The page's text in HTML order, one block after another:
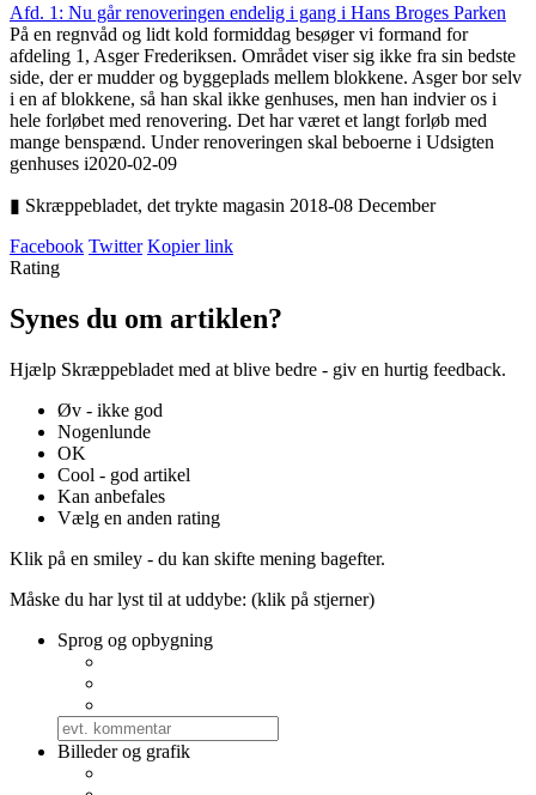
Afd. 1: Nu går renove­ringen endelig i gang i Hans Broges Parken
På en regnvåd og lidt kold formiddag besøger vi formand for
afdeling 1, Asger Frederiksen. Området viser sig ikke fra sin bedste
side, der er mudder og byggeplads mellem blokkene. Asger bor selv
i en af blokkene, så han skal ikke genhuses, men han indvier os i
hele forløbet med renovering. Det har været et langt forløb med
mange benspænd. Under renoveringen skal beboerne i Udsigten
genhuses i2020-02-09
▮ Skræppebladet, det trykte magasin 2018-08 December
Facebook Twitter Kopier link
Rating
Synes du om artiklen?
Hjælp Skræppebladet med at blive bedre - giv en hurtig feedback.
Øv - ikke god
Nogenlunde
OK
Cool - god artikel
Kan anbefales
Vælg en anden rating
Klik på en smiley - du kan skifte mening bagefter.
Måske du har lyst til at uddybe: (klik på stjerner)
Sprog og opbygning
Billeder og grafik